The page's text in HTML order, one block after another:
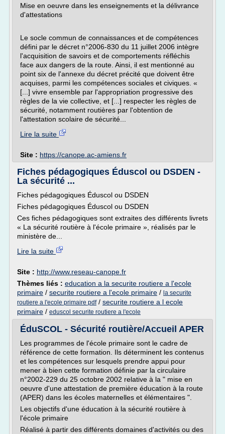
Mise en oeuvre dans les enseignements et la délivrance
d'attestations
Le socle commun de connaissances et de compétences
défini par le décret n°2006-830 du 11 juillet 2006 intègre
l'acquisition de savoirs et de comportements réfléchis
face aux dangers de la route. Ainsi, il est mentionné au
point six de l'annexe du décret précité que doivent être
acquises, parmi les compétences sociales et civiques. «
[...] vivre ensemble par l'appropriation progressive des
règles de la vie collective, et [...] respecter les règles de
sécurité, notamment routières par l'obtention de
l'attestation scolaire de sécurité...
Lire la suite
Site : https://canope.ac-amiens.fr
Fiches pédagogiques Éduscol ou DSDEN -
La sécurité ...
Fiches pédagogiques Éduscol ou DSDEN
Fiches pédagogiques Éduscol ou DSDEN
Ces fiches pédagogiques sont extraites des différents livrets
« La sécurité routière à l'école primaire », réalisés par le
ministère de...
Lire la suite
Site : http://www.reseau-canope.fr
Thèmes liés : education a la securite routiere a l'ecole
primaire / securite routiere a l'ecole primaire / la securite
routiere a l'ecole primaire pdf/ securite routiere a l ecole
primaire / eduscol securite routiere a l'ecole
ÉduSCOL - Sécurité routière/Accueil APER
Les programmes de l'école primaire sont le cadre de
référence de cette formation. Ils déterminent les contenus
et les compétences sur lesquels prendre appui pour
mener à bien cette formation définie par la circulaire
n°2002-229 du 25 octobre 2002 relative à la " mise en
oeuvre d'une attestation de première éducation à la route
(APER) dans les écoles maternelles et élémentaires ".
Les objectifs d'une éducation à la sécurité routière à
l'école primaire
Réalisé à partir des différents domaines d'activités ou des